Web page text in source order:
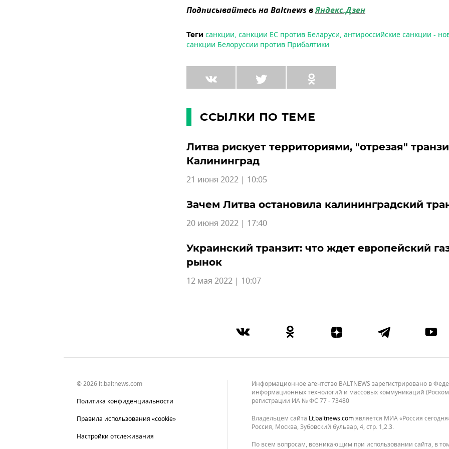
Подписывайтесь на Baltnews вЯндекс.Дзен
Теги санкции, санкции ЕС против Беларуси, антироссийские санкции -
санкции Белоруссии против Прибалтики
ССЫЛКИ ПО ТЕМЕ
Литва рискует территориями, "отрезая"
Калининград
21 июня 2022 | 10:05
Зачем Литва остановила калининградский
20 июня 2022 | 17:40
Украинский транзит: что ждет европейский
рынок
12 мая 2022 | 10:07
© 2026 lt.baltnews.com
Политика конфиденциальности
Правила использования «cookie»
Настройки отслеживания
Информационное агентство BALTNEWS зарегистрировано в
информационных технологий и массовых коммуникаций
регистрации ИА № ФС 77 - 73480
Владельцем сайта lt.baltnews.comявляется МИА «Россия
Россия, Москва, Зубовский бульвар, 4, стр. 1,2.3.
По всем вопросам, возникающим при использовании сайта, в